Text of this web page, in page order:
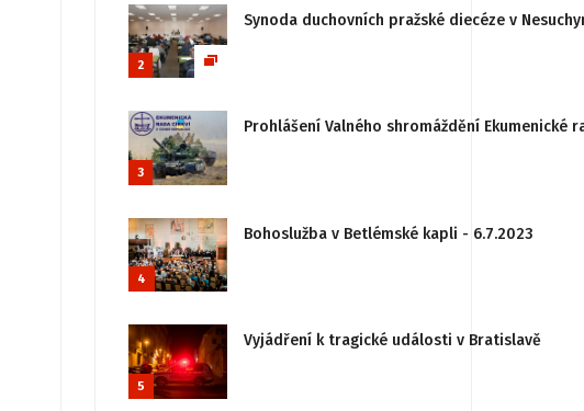
2
Synoda duchovních pražské diecéze v
3
Prohlášení Valného shromáždění
4
Bohoslužba v Betlémské kapli - 6.7.2023
5
Vyjádření k tragické události v Bratislavě